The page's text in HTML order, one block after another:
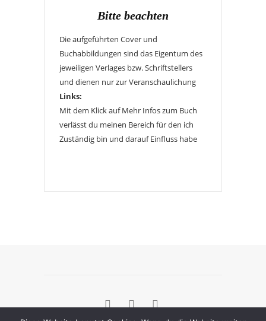
Bitte beachten
Die aufgeführten Cover und
Buchabbildungen sind das Eigentum des
jeweiligen Verlages bzw. Schriftstellers
und dienen nur zur Veranschaulichung
Links:
Mit dem Klick auf Mehr Infos zum Buch
verlässt du meinen Bereich für den ich
Zuständig bin und darauf Einfluss habe